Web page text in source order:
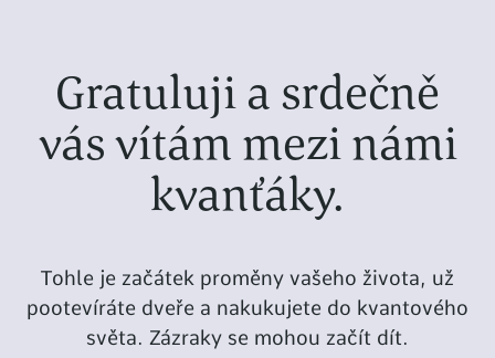
Gratuluji a srdečně
vás vítám mezi námi
kvanťáky.
Tohle je začátek proměny vašeho života, už
pootevíráte dveře a nakukujete do kvantového
světa. Zázraky se mohou začít dít.